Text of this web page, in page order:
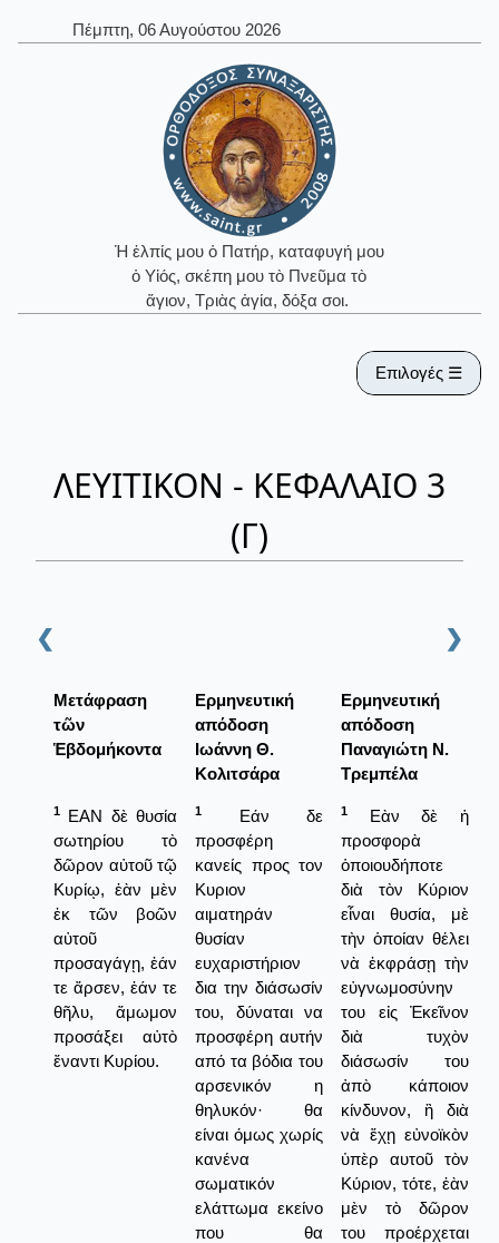
Πέμπτη, 06 Αυγούστου 2026
Ἡ ἐλπίς μου ὁ Πατήρ, καταφυγή μου
ὁ Υἱός, σκέπη μου τὸ Πνεῦμα τὸ
ἅγιον, Τριὰς ἁγία, δόξα σοι.
Επιλογές ☰
ΛΕΥΙΤΙΚΟΝ - ΚΕΦΑΛΑΙΟ 3
(Γ)
❮ ❯
Μετάφραση
τῶν
Ἑβδομήκοντα
Ερμηνευτική
απόδοση
Ιωάννη Θ.
Κολιτσάρα
Ερμηνευτική
απόδοση
Παναγιώτη Ν.
Τρεμπέλα
1
ΕΑΝ δὲ θυσία
σωτηρίου τὸ
δῶρον αὐτοῦ τῷ
Κυρίῳ, ἐὰν μὲν
ἐκ τῶν βοῶν
αὐτοῦ
προσαγάγῃ, ἐάν
τε ἄρσεν, ἐάν τε
θῆλυ, ἄμωμον
προσάξει αὐτὸ
ἔναντι Κυρίου.
1
Εάν δε
προσφέρη
κανείς προς τον
Κυριον
αιματηράν
θυσίαν
ευχαριστήριον
δια την διάσωσίν
του, δύναται να
προσφέρη αυτήν
από τα βόδια του
αρσενικόν η
θηλυκόν· θα
είναι όμως χωρίς
κανένα
σωματικόν
ελάττωμα εκείνο
που θα
1
Εὰν δὲ ἡ
προσφορὰ
ὁποιουδήποτε
διὰ τὸν Κύριον
εἶναι θυσία, μὲ
τὴν ὁποίαν θέλει
νὰ ἐκφράσῃ τὴν
εὐγνωμοσύνην
του εἰς Ἐκεῖνον
διὰ τυχὸν
διάσωσίν του
ἀπὸ κάποιον
κίνδυνον, ἢ διὰ
νὰ ἔχῃ εὐνοϊκὸν
ὑπὲρ αυτοῦ τὸν
Κύριον, τότε, ἐὰν
μὲν τὸ δῶρον
του προέρχεται